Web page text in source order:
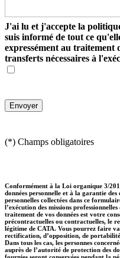
J'ai lu et j'accepte la
suis informé de tout ce
expressément au traitement
transferts nécessaires à
(*) Champs obligatoires
Conformément à la Loi organique 3/
données personnelle et à la garantie
personnelles collectées dans ce
l’exécution des missions
traitement de vos données est votre
précontractuelles ou contractuelles, le
légitime de CATA. Vous pourrez faire
rectification, d’opposition, de
Dans tous les cas, les personnes
auprès de l’autorité de protection des